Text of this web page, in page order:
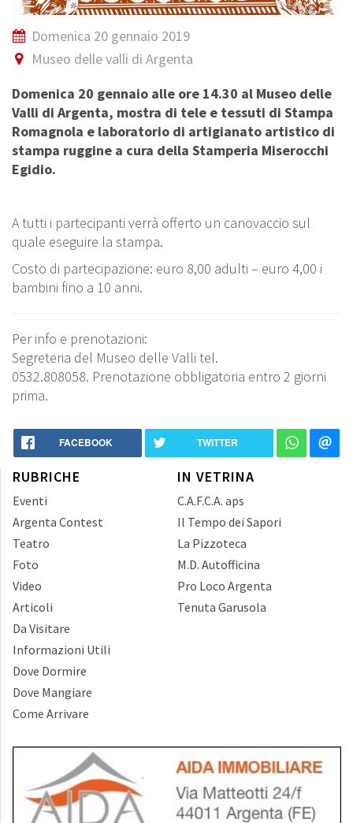
Domenica 20 gennaio 2019
Museo delle valli di Argenta
Domenica 20 gennaio alle ore 14.30 al Museo delle
Valli di Argenta, mostra di tele e tessuti di Stampa
Romagnola e laboratorio di artigianato artistico di
stampa ruggine a cura della Stamperia Miserocchi
Egidio.
A tutti i partecipanti verrà offerto un canovaccio sul
quale eseguire la stampa.
Costo di partecipazione: euro 8,00 adulti – euro 4,00 i
bambini fino a 10 anni.
Per info e prenotazioni:
Segreteria del Museo delle Valli tel.
0532.808058. Prenotazione obbligatoria entro 2 giorni
prima.
FACEBOOK TWITTER
RUBRICHE
Eventi
Argenta Contest
Teatro
Foto
Video
Articoli
Da Visitare
Informazioni Utili
Dove Dormire
Dove Mangiare
Come Arrivare
IN VETRINA
C.A.F.C.A. aps
Il Tempo dei Sapori
La Pizzoteca
M.D. Autofficina
Pro Loco Argenta
Tenuta Garusola